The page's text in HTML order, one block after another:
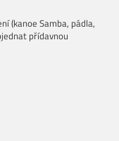
(kanoe Samba, pádla,
přídavnou